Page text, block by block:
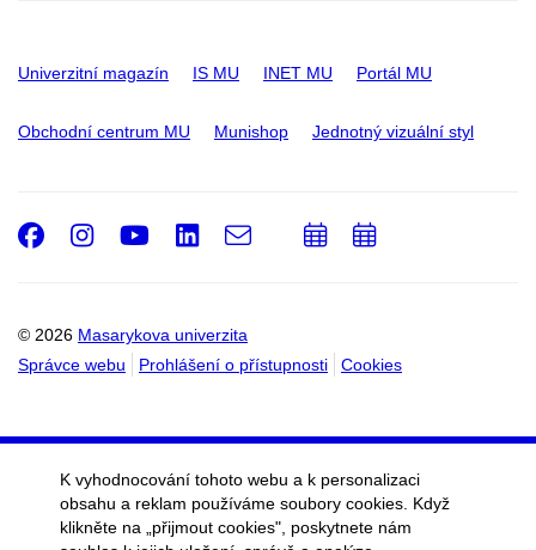
Univerzitní magazín IS MU INET MU Portál MU
Obchodní centrum MU Munishop Jednotný vizuální styl
© 2026 Masarykova univerzita
Správce webu
Prohlášení o přístupnosti Cookies
Facebook
Instagram
Youtube
LinkedIn
e-
PřidatPřidat
K vyhodnocování tohoto webu a k personalizaci
obsahu a reklam používáme soubory cookies. Když
klikněte na „přijmout cookies", poskytnete nám